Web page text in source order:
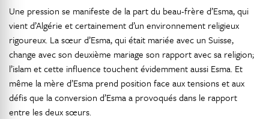
Une pression se manifeste de la part du beau-frère d’Esma, qui
vient d’Algérie et certainement d’un environnement religieux
rigoureux. La sœur d’Esma, qui était mariée avec un Suisse,
change avec son deuxième mariage son rapport avec sa religion;
l’islam et cette influence touchent évidemment aussi Esma. Et
même la mère d’Esma prend position face aux tensions et aux
défis que la conversion d’Esma a provoqués dans le rapport
entre les deux sœurs.